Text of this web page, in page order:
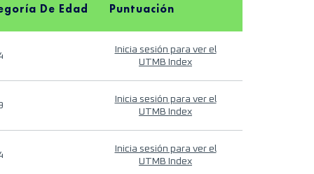
De Edad Puntuación
Inicia sesión para ver el
UTMB Index
Inicia sesión para ver el
UTMB Index
Inicia sesión para ver el
UTMB Index